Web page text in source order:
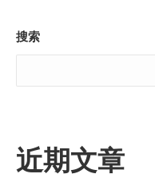
搜索
近期文章